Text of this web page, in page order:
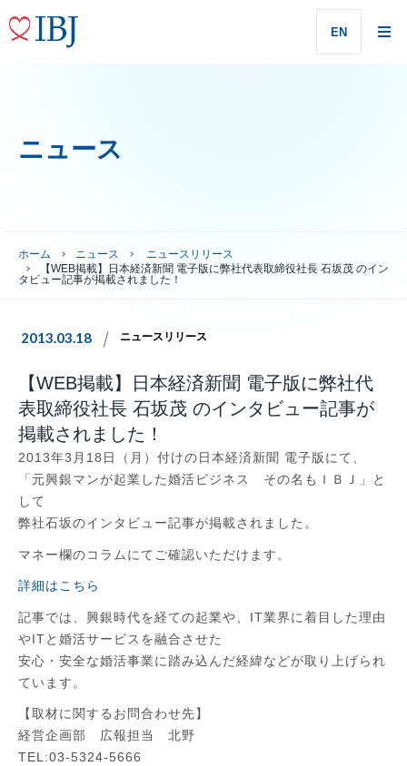
EN
ニュース
ホーム ニュース
ニュースリリース
【WEB掲載】日本経済新聞 電子版に弊社代表取締役社長 石坂茂 のイン
タビュー記事が掲載されました！
2013.03.18 ニュースリリース
【WEB掲載】日本経済新聞 電子版に弊社代
表取締役社長 石坂茂 のインタビュー記事が
掲載されました！
2013年3月18日（月）付けの日本経済新聞 電子版にて、
「元興銀マンが起業した婚活ビジネス その名もＩＢＪ」と
して
弊社石坂のインタビュー記事が掲載されました。
マネー欄のコラムにてご確認いただけます。
詳細はこちら
記事では、興銀時代を経ての起業や、 IT業界に着目した理由
やITと婚活サービスを融合させた
安心・ 安全な婚活事業に踏み込んだ経緯などが取り上げられ
ています。
【取材に関するお問合わせ先】
経営企画部 広報担当 北野
TEL:03-5324-5666